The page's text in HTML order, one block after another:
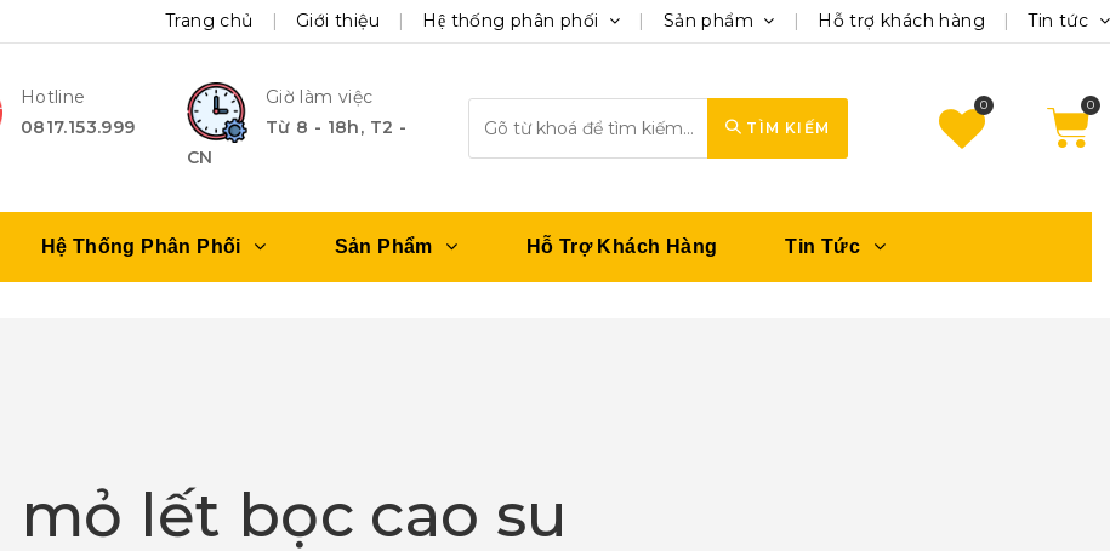
Trang chủ Giới thiệu Hệ thống phân phối Sản phẩm Hỗ trợ khách hàng Tin tức
Hotline
0817.153.999
Giờ làm việc
Từ 8 - 18h, T2 -
CN
TÌM KIẾM
0
Hệ Thống Phân Phối Sản Phẩm Hỗ Trợ Khách Hàng Tin Tức
mỏ lết bọc cao su